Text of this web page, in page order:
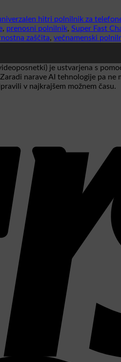
hitri polnilnik za
, prenosni polnilnik, Super Fast
zaščita, večnamenski
je ustvarjena s
narave AI tehnologije pa
v najkrajšem možnem času.